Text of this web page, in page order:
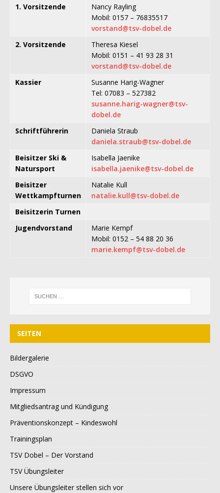
1. Vorsitzende
Nancy Rayling
Mobil: 0157 – 76835517
vorstand@tsv-dobel.de
2. Vorsitzende
Theresa Kiesel
Mobil: 0151 – 41 93 28 31
vorstand@tsv-dobel.de
Kassier
Susanne Harig-Wagner
Tel: 07083 – 527382
susanne.harig-wagner@tsv-
dobel.de
Schriftführerin
Daniela Straub
daniela.straub@tsv-dobel.de
Beisitzer Ski &
Natursport
Isabella Jaenike
isabella.jaenike@tsv-dobel.de
Beisitzer
Wettkampfturnen
Natalie Kull
natalie.kull@tsv-dobel.de
Beisitzerin Turnen
Jugendvorstand
Marie Kempf
Mobil: 0152 – 54 88 20 36
marie.kempf@tsv-dobel.de
SEITEN
Bildergalerie
DSGVO
Impressum
Mitgliedsantrag und Kündigung
Präventionskonzept – Kindeswohl
Trainingsplan
TSV Dobel – Der Vorstand
TSV Übungsleiter
Unsere Übungsleiter stellen sich vor